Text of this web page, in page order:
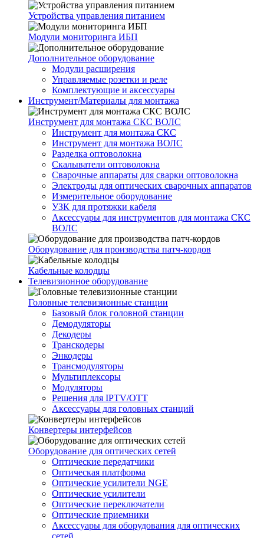
Устройства управления питанием
Модули мониторинга ИБП
Дополнительное оборудование
Модули расширения
Управляемые розетки и реле
Комплектующие и аксессуары
Инструмент/Материалы для монтажа
Инструмент для монтажа СКС ВОЛС
Инструмент для монтажа СКС
Инструмент для монтажа ВОЛС
Разделка оптоволокна
Скалыватели оптоволокна
Сварочные аппараты для сварки оптоволокна
Электроды для оптических сварочных аппаратов
Измерительное оборудование
УЗК для протяжки кабеля
Аксессуары для инструментов для монтажа СКС
ВОЛС
Оборудование для производства патч-кордов
Кабельные колодцы
Телевизионное оборудование
Головные телевизионные станции
Базовый блок головной станции
Демодуляторы
Декодеры
Транскодеры
Энкодеры
Трансмодуляторы
Мультиплексоры
Модуляторы
Решения для IPTV/OTT
Аксессуары для головных станций
Конвертеры интерфейсов
Оборудование для оптических сетей
Оптические передатчики
Оптическая платформа
Оптические усилители NGE
Оптические усилители
Оптические переключатели
Оптические приемники
Аксессуары для оборудования для оптических
сетей